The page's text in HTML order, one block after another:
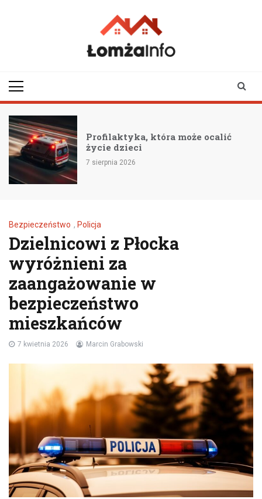
Profilaktyka, która może ocalić
życie dzieci
7 sierpnia 2026
Bezpieczeństwo , Policja
Dzielnicowi z Płocka
wyróżnieni za
zaangażowanie w
bezpieczeństwo
mieszkańców
7 kwietnia 2026 Marcin Grabowski